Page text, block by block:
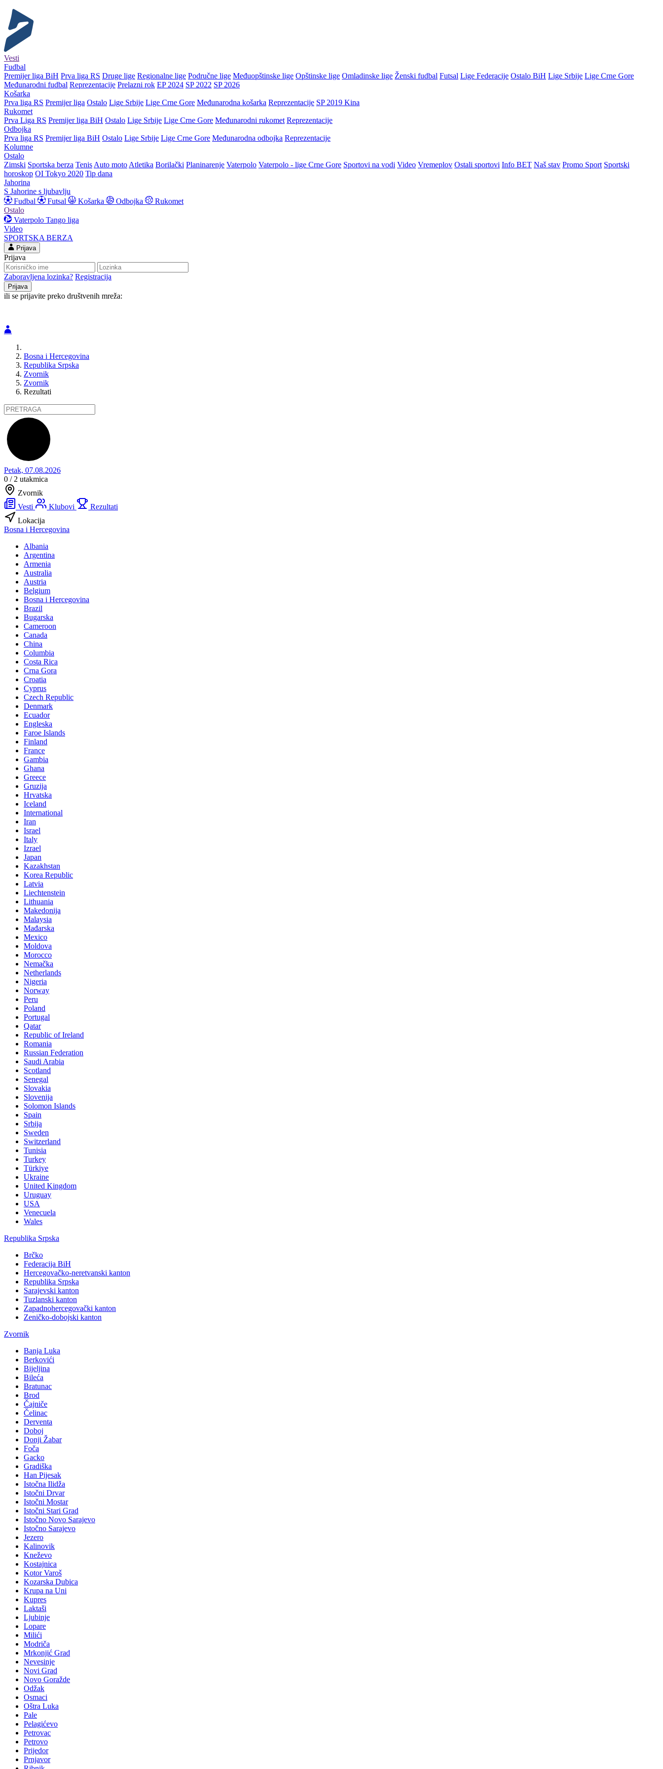
Vesti
Fudbal
Premijer liga BiH Prva liga RS Druge lige Regionalne lige Područne lige Međuopštinske lige Opštinske lige Omladinske lige Ženski fudbal Futsal Lige Federacije Ostalo BiH Lige Srbije Lige Crne Gore
Međunarodni fudbal Reprezentacije Prelazni rok EP 2024 SP 2022 SP 2026
Košarka
Prva liga RS Premijer liga Ostalo Lige Srbije Lige Crne Gore Međunarodna košarka Reprezentacije SP 2019 Kina
Rukomet
Prva Liga RS Premijer liga BiH Ostalo Lige Srbije Lige Crne Gore Međunarodni rukomet Reprezentacije
Odbojka
Prva liga RS Premijer liga BiH Ostalo Lige Srbije Lige Crne Gore Međunarodna odbojka Reprezentacije
Kolumne
Ostalo
Zimski Sportska berza Tenis Auto moto Atletika Borilački Planinarenje Vaterpolo Vaterpolo - lige Crne Gore Sportovi na vodi Video Vremeplov Ostali sportovi Info BET Naš stav Promo Sport Sportski
horoskop OI Tokyo 2020 Tip dana
Jahorina
S Jahorine s ljubavlju
Fudbal
Futsal Košarka Odbojka
Rukomet
Ostalo
Vaterpolo Tango liga
Video
SPORTSKA BERZA
Prijava
Prijava
Zaboravljena lozinka? Registracija
ili se prijavite preko društvenih mreža:
Bosna i Hercegovina
Republika Srpska
Zvornik
Zvornik
Rezultati
Petak, 07.08.2026
0 / 2 utakmica
Zvornik
Vesti
Klubovi
Rezultati
Lokacija
Bosna i Hercegovina
Albania
Argentina
Armenia
Australia
Austria
Belgium
Bosna i Hercegovina
Brazil
Bugarska
Cameroon
Canada
China
Columbia
Costa Rica
Crna Gora
Croatia
Cyprus
Czech Republic
Denmark
Ecuador
Engleska
Faroe Islands
Finland
France
Gambia
Ghana
Greece
Gruzija
Hrvatska
Iceland
International
Iran
Israel
Italy
Izrael
Japan
Kazakhstan
Korea Republic
Latvia
Liechtenstein
Lithuania
Makedonija
Malaysia
Mađarska
Mexico
Moldova
Morocco
Nemačka
Netherlands
Nigeria
Norway
Peru
Poland
Portugal
Qatar
Republic of Ireland
Romania
Russian Federation
Saudi Arabia
Scotland
Senegal
Slovakia
Slovenija
Solomon Islands
Spain
Srbija
Sweden
Switzerland
Tunisia
Turkey
Türkiye
Ukraine
United Kingdom
Uruguay
USA
Venecuela
Wales
Republika Srpska
Brčko
Federacija BiH
Hercegovačko-neretvanski kanton
Republika Srpska
Sarajevski kanton
Tuzlanski kanton
Zapadnohercegovački kanton
Zeničko-dobojski kanton
Zvornik
Banja Luka
Berkovići
Bijeljina
Bileća
Bratunac
Brod
Čajniče
Čelinac
Derventa
Doboj
Donji Žabar
Foča
Gacko
Gradiška
Han Pijesak
Istočna Ilidža
Istočni Drvar
Istočni Mostar
Istočni Stari Grad
Istočno Novo Sarajevo
Istočno Sarajevo
Jezero
Kalinovik
Kneževo
Kostajnica
Kotor Varoš
Kozarska Dubica
Krupa na Uni
Kupres
Laktaši
Ljubinje
Lopare
Milići
Modriča
Mrkonjić Grad
Nevesinje
Novi Grad
Novo Goražde
Odžak
Osmaci
Oštra Luka
Pale
Pelagićevo
Petrovac
Petrovo
Prijedor
Prnjavor